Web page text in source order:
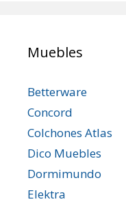
Muebles
Betterware
Concord
Colchones Atlas
Dico Muebles
Dormimundo
Elektra